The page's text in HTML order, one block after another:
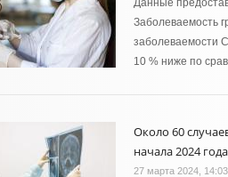
Данные
Заболеваемость
заболеваемости
10 % ниже по
Около 60
начала 2024 года
27 марта 2024, 14:03